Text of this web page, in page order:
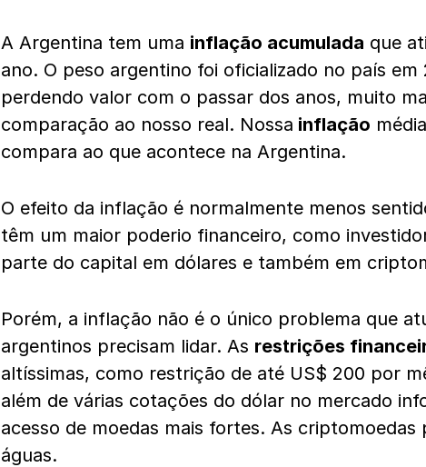
A Argentina tem uma inflação acumulada que
ano. O peso argentino foi oficializado no país em
perdendo valor com o passar dos anos, muito
comparação ao nosso real. Nossa inflação
compara ao que acontece na Argentina.
O efeito da inflação é normalmente menos
têm um maior poderio financeiro, como
parte do capital em dólares e também em
Porém, a inflação não é o único problema que
argentinos precisam lidar. As restrições
altíssimas, como restrição de até US$ 200 por
além de várias cotações do dólar no mercado
acesso de moedas mais fortes. As criptomoedas
águas.